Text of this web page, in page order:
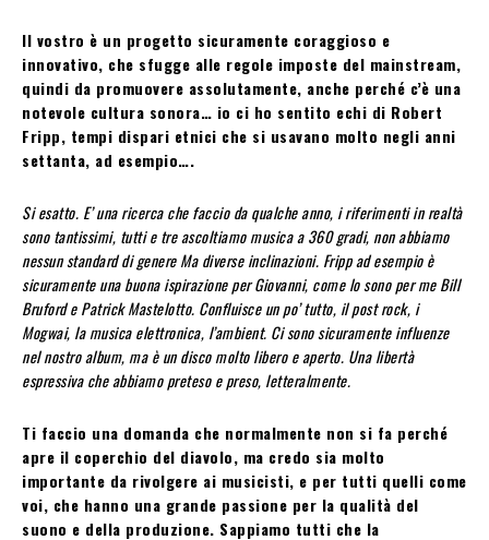
Il vostro è un progetto sicuramente coraggioso e
innovativo, che sfugge alle regole imposte del mainstream,
quindi da promuovere assolutamente, anche perché c’è una
notevole cultura sonora… io ci ho sentito echi di Robert
Fripp, tempi dispari etnici che si usavano molto negli anni
settanta, ad esempio….
Si esatto. E’ una ricerca che faccio da qualche anno, i riferimenti in realtà
sono tantissimi, tutti e tre ascoltiamo musica a 360 gradi, non abbiamo
nessun standard di genere Ma diverse inclinazioni. Fripp ad esempio è
sicuramente una buona ispirazione per Giovanni, come lo sono per me Bill
Bruford e Patrick Mastelotto. Confluisce un po’ tutto, il post rock, i
Mogwai, la musica elettronica, l’ambient. Ci sono sicuramente influenze
nel nostro album, ma è un disco molto libero e aperto. Una libertà
espressiva che abbiamo preteso e preso, letteralmente.
Ti faccio una domanda che normalmente non si fa perché
apre il coperchio del diavolo, ma credo sia molto
importante da rivolgere ai musicisti, e per tutti quelli come
voi, che hanno una grande passione per la qualità del
suono e della produzione. Sappiamo tutti che la